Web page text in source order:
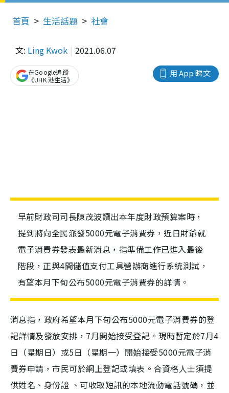
首頁 生活話題 社會
文: Ling Kwok 2021.06.07
用 App 睇文
在Google追蹤
《UHK 港生活》
早前財政司司長陳茂波讀出本年度財政預算案時，
提到將向全民派發5000元電子消費券，近日財爺就
電子消費券發表最新消息，指準備工作已進入最後
階段，正與4間儲值支付工具營辦商進行系統測試，
有望本月下旬公布5000元電子消費券的詳情。
消息指，政府希望本月下旬公布5000元電子消費券的登
記詳情及發放安排，7月開始接受登記。現時暫定於7月4
日（星期日）或5日（星期一）開始接受5000元電子消
費券申請，市民可於網上登記或填表。合資格人士須提
供姓名、身份證 、可收取短訊的本地流動電話號碼，並